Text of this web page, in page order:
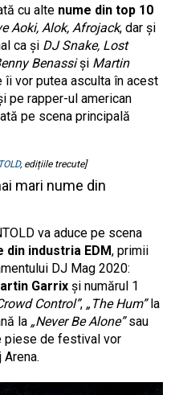
cu alte nume din top 10
Aoki, Alok, Afrojack, dar și
ca și DJ Snake, Lost
Benassiși Martin
vor putea asculta în acest
pe rapper-ul american
pe scena principală
, edițiile trecute]
mari nume din
va aduce pe scena
din industria EDM, primii
DJ Mag 2020:
Garrix și numărul 1
Control”, „The Hum”la
la „Never Be Alone”sau
piese de festival vor